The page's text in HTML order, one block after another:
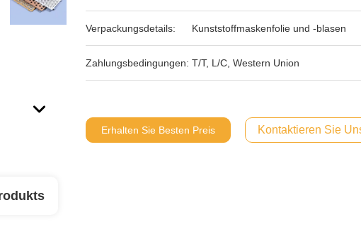
Verpackungsdetails: Kunststoffmaskenfolie und -blasen
Zahlungsbedingungen: T/T, L/C, Western Union
Erhalten Sie Besten Preis Kontaktieren Sie